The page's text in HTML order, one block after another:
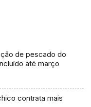
de pescado do
até março
contrata mais